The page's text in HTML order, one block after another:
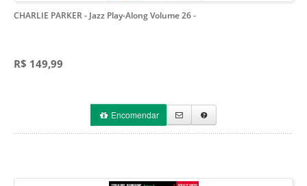
CHARLIE PARKER - Jazz Play-Along Volume 26-
R$ 149,99
Encomendar